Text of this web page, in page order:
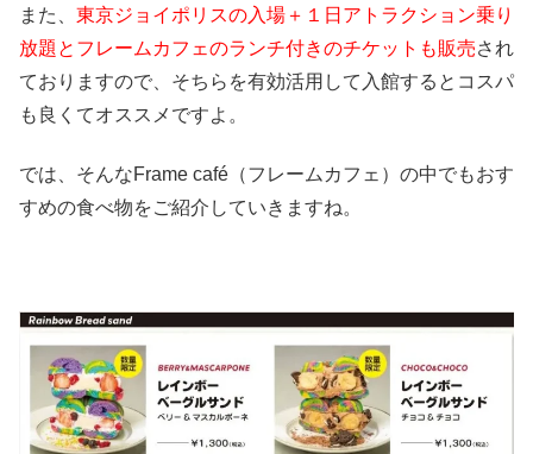
また、 東京ジョイポリスの入場＋１日アトラクション乗り
放題とフレームカフェのランチ付きのチケットも販売され
ておりますので、そちらを有効活用して入館するとコスパ
も良くてオススメですよ。
では、そんなFrame café（フレームカフェ）の中でもおす
すめの食べ物をご紹介していきますね。